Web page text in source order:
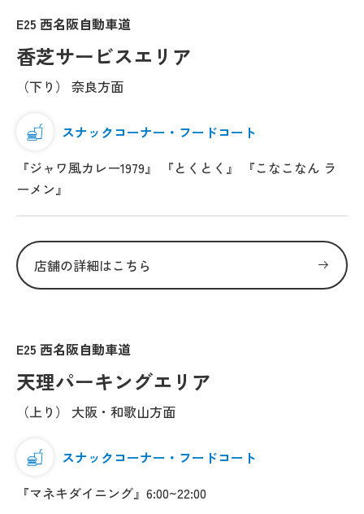
E25 西名阪自動車道
香芝サービスエリア
（下り） 奈良方面
スナックコーナー・フードコート
『ジャワ風カレー1979』 『とくとく』 『こなこなん ラ
ーメン』
店舗の詳細はこちら
E25 西名阪自動車道
天理パーキングエリア
（上り） 大阪・和歌山方面
スナックコーナー・フードコート
『マネキダイニング』6:00~22:00